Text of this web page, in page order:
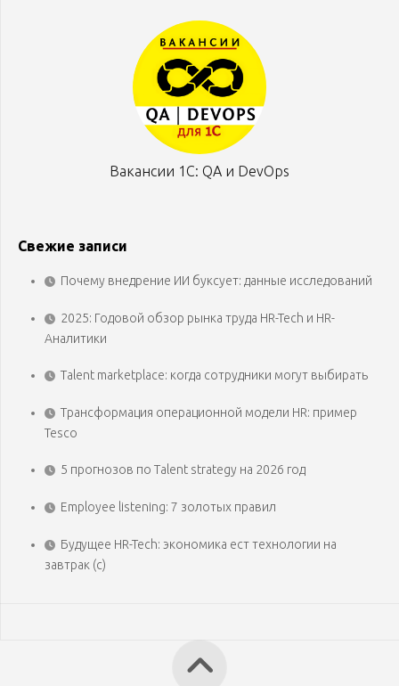
Вакансии 1С: QA и DevOps
Свежие записи
Почему внедрение ИИ буксует: данные исследований
2025: Годовой обзор рынка труда HR-Tech и HR-
Аналитики
Talent marketplace: когда сотрудники могут выбирать
Трансформация операционной модели HR: пример
Tesco
5 прогнозов по Talent strategy на 2026 год
Employee listening: 7 золотых правил
Будущее HR-Tech: экономика ест технологии на
завтрак (с)